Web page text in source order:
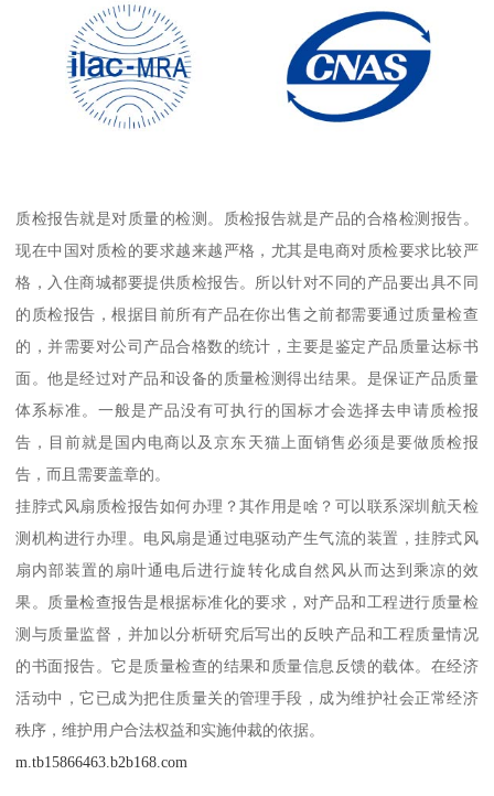
质检报告就是对质量的检测。质检报告就是产品的合格检测报告。
现在中国对质检的要求越来越严格，尤其是电商对质检要求比较严
格，入住商城都要提供质检报告。所以针对不同的产品要出具不同
的质检报告，根据目前所有产品在你出售之前都需要通过质量检查
的，并需要对公司产品合格数的统计，主要是鉴定产品质量达标书
面。他是经过对产品和设备的质量检测得出结果。是保证产品质量
体系标准。一般是产品没有可执行的国标才会选择去申请质检报
告，目前就是国内电商以及京东天猫上面销售必须是要做质检报
告，而且需要盖章的。
挂脖式风扇质检报告如何办理？其作用是啥？可以联系深圳航天检
测机构进行办理。电风扇是通过电驱动产生气流的装置，挂脖式风
扇内部装置的扇叶通电后进行旋转化成自然风从而达到乘凉的效
果。质量检查报告是根据标准化的要求，对产品和工程进行质量检
测与质量监督，并加以分析研究后写出的反映产品和工程质量情况
的书面报告。它是质量检查的结果和质量信息反馈的载体。在经济
活动中，它已成为把住质量关的管理手段，成为维护社会正常经济
秩序，维护用户合法权益和实施仲裁的依据。
m.tb15866463.b2b168.com